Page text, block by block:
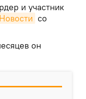
и участник
со
он